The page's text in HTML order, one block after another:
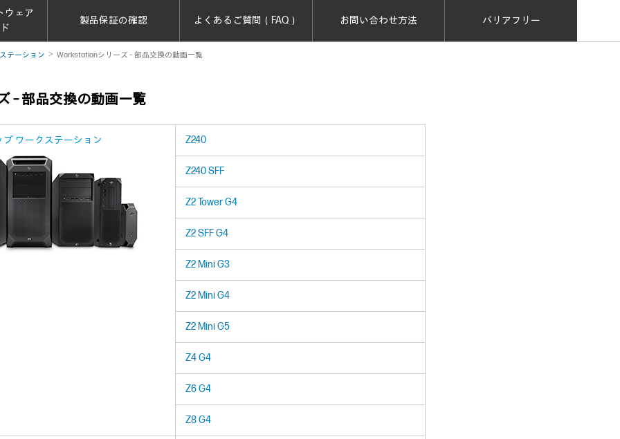
ウェア
製品保証の確認 よくあるご質問（FAQ） お問い合わせ方法 バリアフリー
テーション Workstationシリーズ – 部品交換の動画一覧
– 部品交換の動画一覧
ワークステーション Z240
Z240 SFF
Z2 Tower G4
Z2 SFF G4
Z2 Mini G3
Z2 Mini G4
Z2 Mini G5
Z4 G4
Z6 G4
Z8 G4